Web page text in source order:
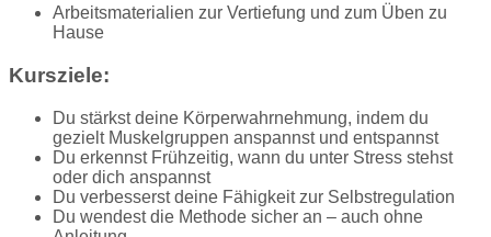
Arbeitsmaterialien zur Vertiefung und zum Üben zu
Hause
Kursziele:
Du stärkst deine Körperwahrnehmung, indem du
gezielt Muskelgruppen anspannst und entspannst
Du erkennst Frühzeitig, wann du unter Stress stehst
oder dich anspannst
Du verbesserst deine Fähigkeit zur Selbstregulation
Du wendest die Methode sicher an – auch ohne